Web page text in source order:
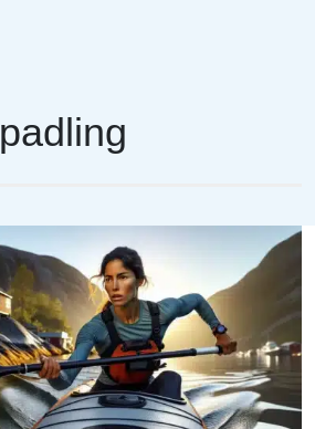
padling